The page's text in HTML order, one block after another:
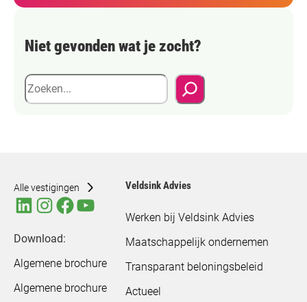
Niet gevonden wat je zocht?
Z
o
Alle vestigingen
Download:
Algemene brochure
Algemene brochure
Veldsink Advies
Werken bij Veldsink Advies
Maatschappelijk ondernemen
Transparant beloningsbeleid
Actueel